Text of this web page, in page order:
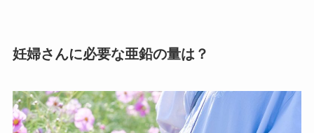
妊婦さんに必要な亜鉛の量は？